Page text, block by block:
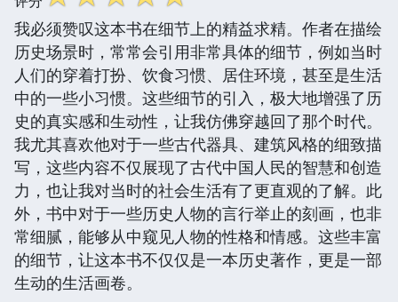
我必须赞叹这本书在细节上的精益求精。作者在描绘
历史场景时，常常会引用非常具体的细节，例如当时
人们的穿着打扮、饮食习惯、居住环境，甚至是生活
中的一些小习惯。这些细节的引入，极大地增强了历
史的真实感和生动性，让我仿佛穿越回了那个时代。
我尤其喜欢他对于一些古代器具、建筑风格的细致描
写，这些内容不仅展现了古代中国人民的智慧和创造
力，也让我对当时的社会生活有了更直观的了解。此
外，书中对于一些历史人物的言行举止的刻画，也非
常细腻，能够从中窥见人物的性格和情感。这些丰富
的细节，让这本书不仅仅是一本历史著作，更是一部
生动的生活画卷。